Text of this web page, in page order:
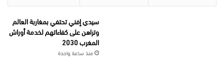
سيدي إفني تحتفي بمغاربة العالم
وتراهن على كفاءاتهم لخدمة أوراش
المغرب 2030
منذ ساعة واحدة